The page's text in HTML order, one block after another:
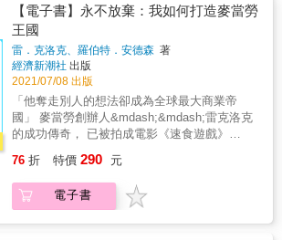
&mdash;&mdash;科恩馬肯（Kornmarken）工
廠，一窺高效率經營秘密！
鍵點，將會面臨維持現狀或擴大規模的問題。
若企業無法順利完成交班，必然面臨衰敗的風
險。可於本書17間企業中，看見對產業定位、
關鍵技術資源，以及培養資深經理人等個別方
針。 本書一一分析中小企業動機、模式與困
境，無論是想創新變革，還是突破困境，這些
範例都極具參考價值，也可以提供一些中小企
業進行自我提升，並創造自我優勢以達永續經
中小企業在不同面向上成功的經驗。 中小企業
如何數位轉型？ 成功的數位轉型需要於顧客體
驗、商業模式、營運模式、行銷與業務、輔助
功能，找到新的方式提供價值、提升效率並創
造營收。數位轉型必先釐清優先順序，不急於
做巨大變化；在改造的過程中，必定有人反
彈、觀望，可於本書13間企業中，看見在轉型
中協調和成功的實戰案例。 中小企業如何進行
策略聯盟？ 中小企業做為大型企業之衛星或外
包廠商，多與大型企業有契約式合作，藉聯盟
此間的相對優勢，提升國際競爭力。可於本書
16間企業中，看見對於策略聯盟型態的各式動
機。 中小企業如何傳承接班？ 台灣中小企業大
【電子書】永不放棄：我如何打造麥當勞
王國
雷．克洛克、羅伯特．安德森 著
經濟新潮社 出版
2021/07/08 出版
「他奪走別人的想法卻成為全球最大商業帝
國」 麥當勞創辦人&mdash;&mdash;雷克洛克
的成功傳奇， 已被拍成電影《速食遊戲》
的成功傳奇 ★美國學生必讀的創業經典 ★經理
人／業務員／創業家 懷抱夢想的你 必讀好書！
UNIQLO社長柳井正、軟體銀行社長孫正義都
76 折 特價 290 元
電子書